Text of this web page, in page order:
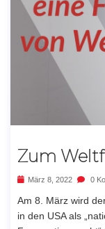
Zum
März 8, 2022 0
Am 8. März wird
in den USA als